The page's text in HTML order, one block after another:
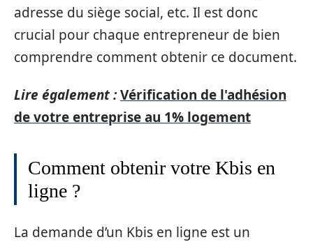
adresse du siège social, etc. Il est donc
crucial pour chaque entrepreneur de bien
comprendre comment obtenir ce document.
Lire également :Vérification de l'adhésion
de votre entreprise au 1% logement
Comment obtenir votre Kbis en
ligne ?
La demande d’un Kbis en ligne est un